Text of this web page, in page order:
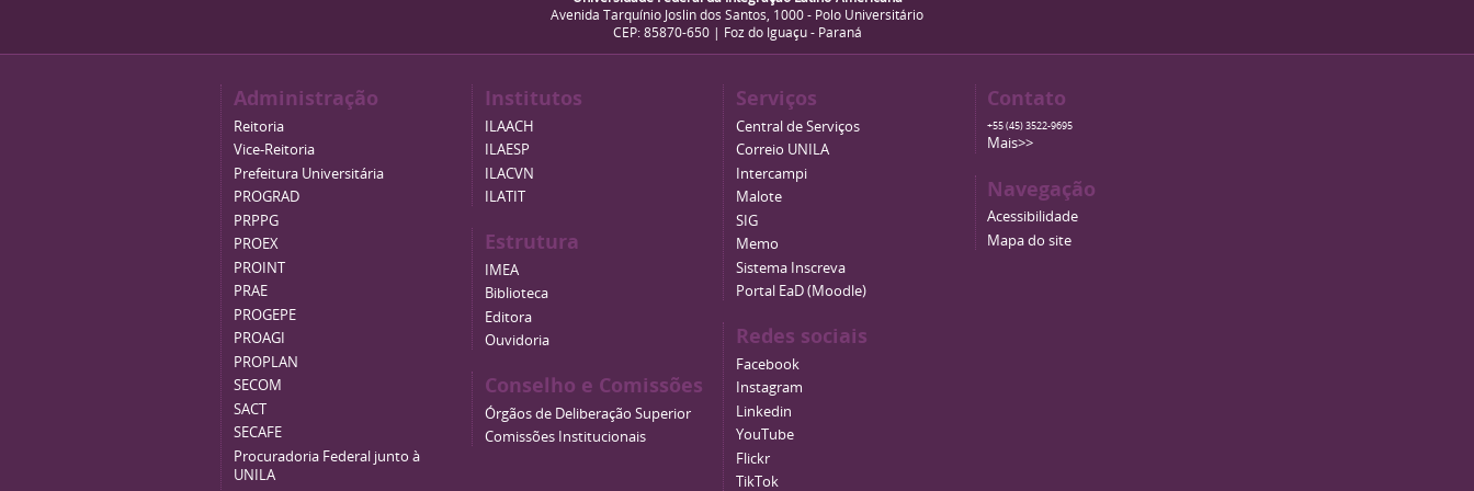
Avenida Tarquínio Joslin dos Santos, 1000 - Polo Universitário
CEP: 85870-650 | Foz do Iguaçu - Paraná
Administração
Reitoria
Vice-Reitoria
Prefeitura Universitária
PROGRAD
PRPPG
PROEX
PROINT
PRAE
PROGEPE
PROAGI
PROPLAN
SECOM
SACT
SECAFE
Procuradoria Federal junto à
UNILA
Institutos
ILAACH
ILAESP
ILACVN
ILATIT
Estrutura
IMEA
Biblioteca
Editora
Ouvidoria
Conselho e Comissões
Órgãos de Deliberação Superior
Comissões Institucionais
Serviços
Central de Serviços
Correio UNILA
Intercampi
Malote
SIG
Memo
Sistema Inscreva
Portal EaD (Moodle)
Redes sociais
Facebook
Instagram
Linkedin
YouTube
Flickr
TikTok
Contato
+55 (45) 3522-9695
Mais>>
Navegação
Acessibilidade
Mapa do site